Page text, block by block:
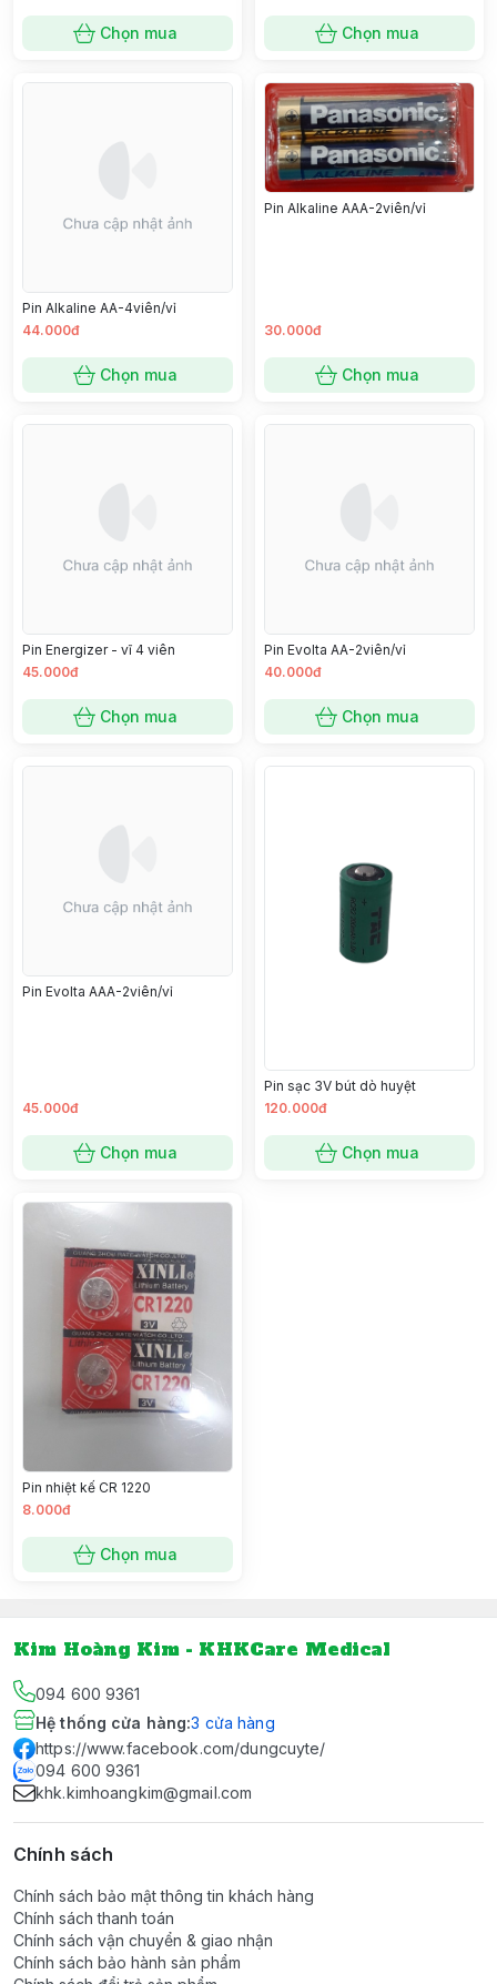
Chọn mua Chọn mua
Pin Alkaline AA-4viên/vỉ
44.000đ
Chọn mua
Pin Alkaline AAA-2viên/vỉ
30.000đ
Chọn mua
Pin Energizer - vĩ 4 viên
45.000đ
Chọn mua
Pin Evolta AA-2viên/vỉ
40.000đ
Chọn mua
Pin Evolta AAA-2viên/vỉ
45.000đ
Chọn mua
Pin sạc 3V bút dò huyệt
120.000đ
Chọn mua
Pin nhiệt kế CR 1220
8.000đ
Chọn mua
Kim Hoàng Kim - KHKCare Medical
094 600 9361
Hệ thống cửa hàng:3 cửa hàng
https://www.facebook.com/dungcuyte/
094 600 9361
khk.kimhoangkim@gmail.com
Chính sách
Chính sách bảo mật thông tin khách hàng
Chính sách thanh toán
Chính sách vận chuyển & giao nhận
Chính sách bảo hành sản phẩm